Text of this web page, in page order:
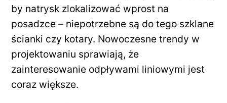
by natrysk zlokalizować wprost na
posadzce – niepotrzebne są do tego szklane
ścianki czy kotary. Nowoczesne trendy w
projektowaniu sprawiają, że
zainteresowanie odpływami liniowymi jest
coraz większe.